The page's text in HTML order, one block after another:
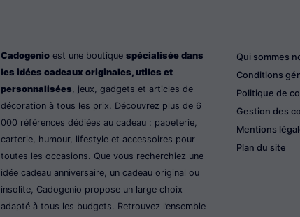
Cadogenio est une boutiquespécialisée dans
les idées cadeaux originales, utiles et
personnalisées, jeux, gadgets et articles de
décoration à tous les prix. Découvrez plus de 6
000 références dédiées au cadeau : papeterie,
carterie, humour, lifestyle et accessoires pour
toutes les occasions. Que vous recherchiez une
idée cadeau anniversaire, un cadeau original ou
insolite, Cadogenio propose un large choix
adapté à tous les budgets. Retrouvez l’ensemble
Qui sommes
Conditions
Politique de
Gestion des
Mentions
Plan du site